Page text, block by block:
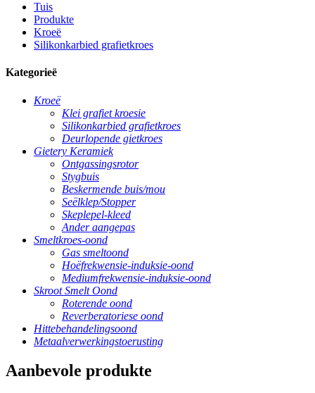
Tuis
Produkte
Kroeë
Silikonkarbied grafietkroes
Kategorieë
Kroeë
Klei grafiet kroesie
Silikonkarbied grafietkroes
Deurlopende gietkroes
Gietery Keramiek
Ontgassingsrotor
Stygbuis
Beskermende buis/mou
Seëlklep/Stopper
Skeplepel-kleed
Ander aangepas
Smeltkroes-oond
Gas smeltoond
Hoëfrekwensie-induksie-oond
Mediumfrekwensie-induksie-oond
Skroot Smelt Oond
Roterende oond
Reverberatoriese oond
Hittebehandelingsoond
Metaalverwerkingstoerusting
Aanbevole produkte